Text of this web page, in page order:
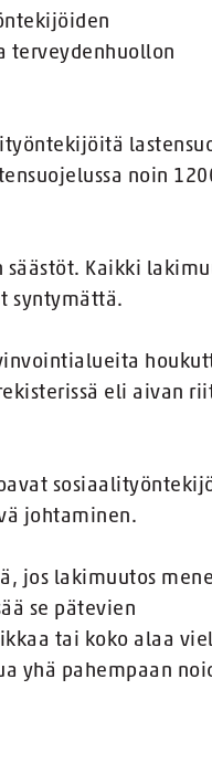
terveydenhuollon
noin
Kaikki
syntymättä.
eli aivan
johtaminen.
jos lakimuutos
se pätevien
tai koko alaa
yhä pahempaan